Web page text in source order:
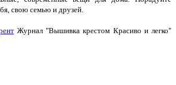
свою семью и друзей.
Журнал "Вышивка крестом Красиво и легко"